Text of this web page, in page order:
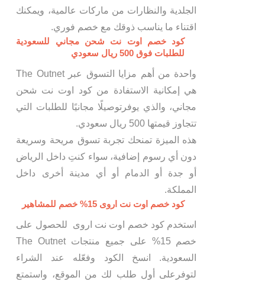
الجلدية والنظارات من ماركات عالمية، ويمكنك
اقتناء ما يناسب ذوقك مع خصم فوري.
كود خصم اوت نت شحن مجاني للسعودية
للطلبات فوق 500 ريال سعودي
واحدة من أهم مزايا التسوق عبر The Outnet
هي إمكانية الاستفادة من كود اوت نت شحن
مجاني، والذي يوفرتوصيلًا مجانيًا للطلبات التي
تتجاوز قيمتها 500 ريال سعودي.
هذه الميزة تمنحك تجربة تسوق مريحة وسريعة
دون أي رسوم إضافية، سواء كنتِ داخل الرياض
أو جدة أو الدمام أو أي مدينة أخرى داخل
المملكة.
كود خصم اوت نت اروى 15% خصم للمشاهير
استخدم كود خصم اوت نت اروى للحصول على
خصم 15% على جميع منتجات The Outnet
السعودية. انسخ الكود وفعّله عند الشراء
لتوفرعلى أول طلب لك من الموقع، واستمتع